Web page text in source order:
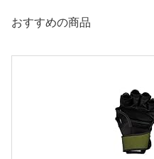
おすすめの商品